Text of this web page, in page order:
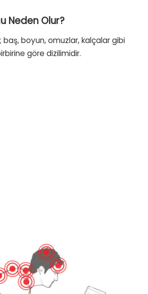
Neden Olur?
boyun, omuzlar, kalçalar gibi
göre dizilimidir.